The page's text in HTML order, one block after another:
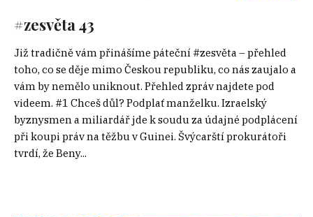
#zesvěta 43
Již tradičně vám přinášíme páteční #zesvěta – přehled
toho, co se děje mimo Českou republiku, co nás zaujalo a
vám by nemělo uniknout. Přehled zpráv najdete pod
videem. #1 Chceš důl? Podplať manželku. Izraelský
byznysmen a miliardář jde k soudu za údajné podplácení
při koupi práv na těžbu v Guinei. Švýcarští prokurátoři
tvrdí, že Beny...